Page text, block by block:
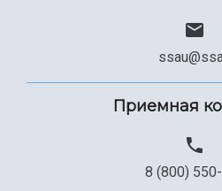
Приемная
8 (800)